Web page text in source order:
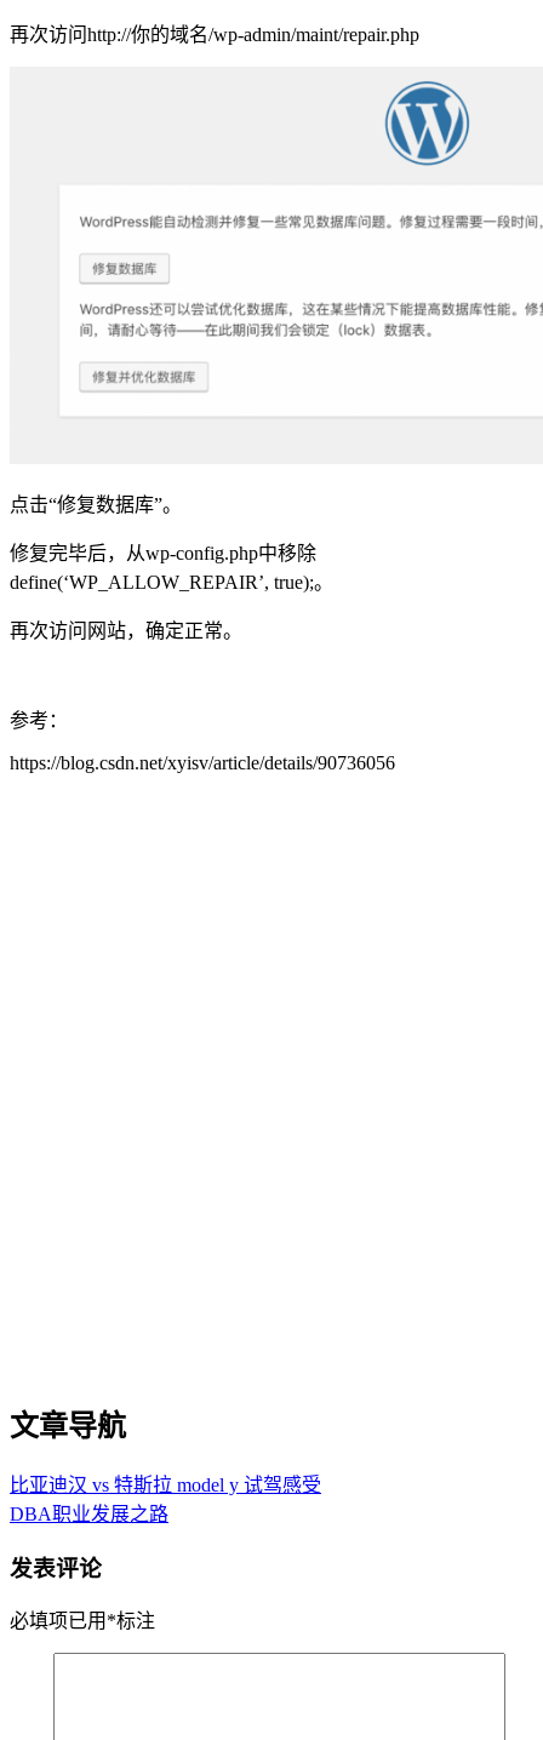
再次访问http://你的域名/wp-admin/maint/repair.php
点击“修复数据库”。
修复完毕后，从wp-config.php中移除
define(‘WP_ALLOW_REPAIR’, true);。
再次访问网站，确定正常。
参考：
https://blog.csdn.net/xyisv/article/details/90736056
文章导航
比亚迪汉 vs 特斯拉 model y 试驾感受
DBA职业发展之路
发表评论
必填项已用 *标注